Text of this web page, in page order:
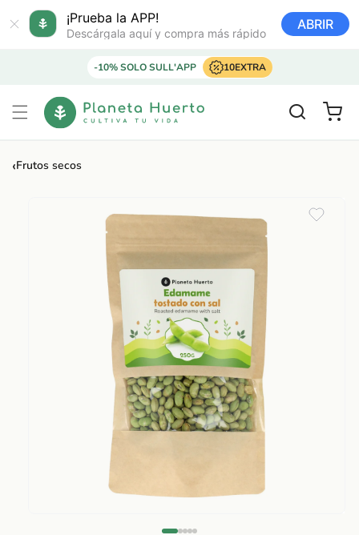
¡Prueba la APP!
Descárgala aquí y compra más rápido
ABRIR
directamente
al contenido
-10% SOLO SULL'APP 10EXTRA
Carrito
‹Frutos secos